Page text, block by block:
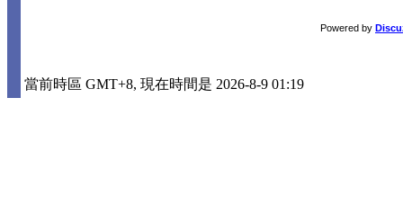
Powered by
當前時區 GMT+8, 現在時間是 2026-8-9 01:19